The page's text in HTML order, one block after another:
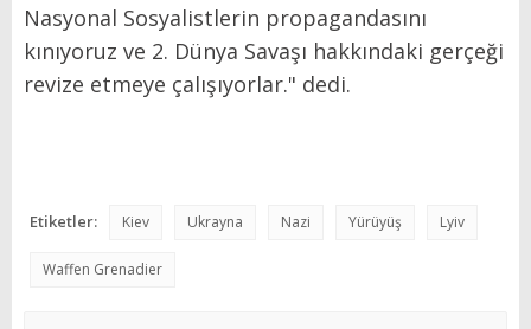
Nasyonal Sosyalistlerin propagandasını
kınıyoruz ve 2. Dünya Savaşı hakkındaki gerçeği
revize etmeye çalışıyorlar." dedi.
Etiketler: Kiev Ukrayna Nazi Yürüyüş Lyiv
Waffen Grenadier